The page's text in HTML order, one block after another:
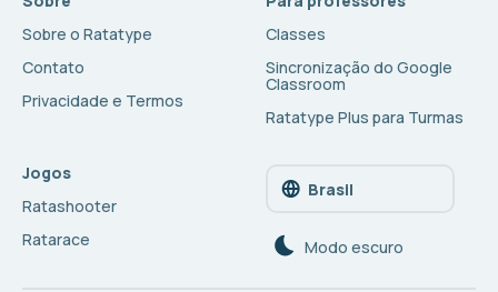
Sobre o Ratatype
Contato
Privacidade e Termos
Classes
Sincronização do Google
Classroom
Ratatype Plus para Turmas
Jogos
Ratashooter
Ratarace
Brasil
Modo escuro